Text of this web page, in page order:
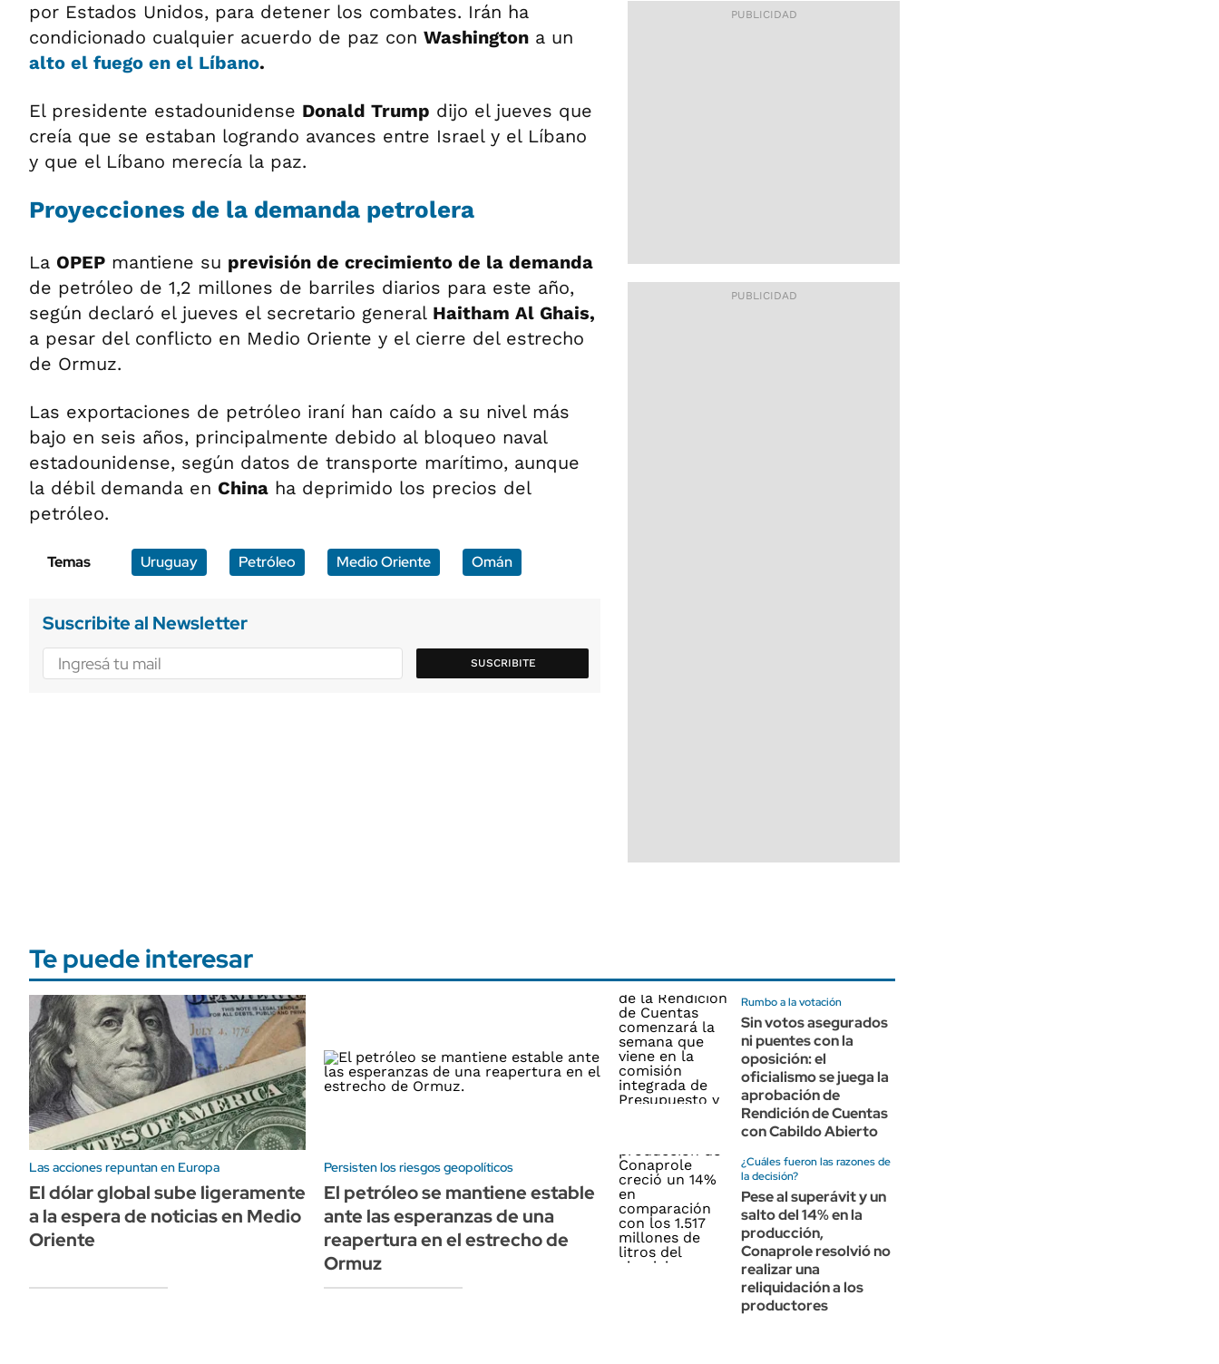
por Estados Unidos, para detener los combates. Irán ha
condicionado cualquier acuerdo de paz con Washington a un
alto el fuego en el Líbano.
El presidente estadounidense Donald Trump dijo el jueves que
creía que se estaban logrando avances entre Israel y el Líbano
y que el Líbano merecía la paz.
Proyecciones de la demanda petrolera
La OPEP mantiene su previsión de crecimiento de la demanda
de petróleo de 1,2 millones de barriles diarios para este año,
según declaró el jueves el secretario general Haitham Al Ghais,
a pesar del conflicto en Medio Oriente y el cierre del estrecho
de Ormuz.
Las exportaciones de petróleo iraní han caído a su nivel más
bajo en seis años, principalmente debido al bloqueo naval
estadounidense, según datos de transporte marítimo, aunque
la débil demanda en China ha deprimido los precios del
petróleo.
Temas Uruguay Petróleo Medio Oriente Omán
Suscribite al Newsletter
SUSCRIBITE
Te puede interesar
Las acciones repuntan en Europa
El dólar global sube ligeramente
a la espera de noticias en Medio
Oriente
Persisten los riesgos geopolíticos
El petróleo se mantiene estable
ante las esperanzas de una
reapertura en el estrecho de
Ormuz
Rumbo a la votación
Sin votos asegurados
ni puentes con la
oposición: el
oficialismo se juega la
aprobación de
Rendición de Cuentas
con Cabildo Abierto
¿Cuáles fueron las razones de
la decisión?
Pese al superávit y un
salto del 14% en la
producción,
Conaprole resolvió no
realizar una
reliquidación a los
productores